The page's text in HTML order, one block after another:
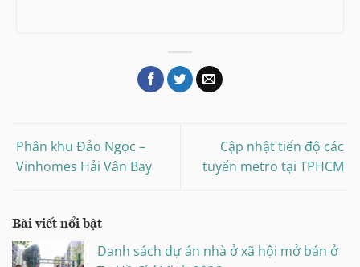
Phân khu Đảo Ngọc –
Vinhomes Hải Vân Bay
Cập nhật tiến độ các
tuyến metro tại TPHCM
Bài viết nổi bật
Danh sách dự án nhà ở xã hội mở bán ở